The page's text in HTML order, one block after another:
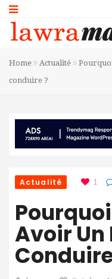
Home Actualité
conduire ?
Actualité 1
Avoir Un